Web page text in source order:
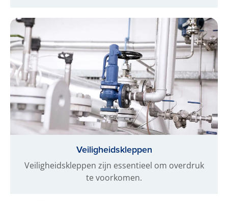
Veiligheidskleppen
Veiligheidskleppen zijn essentieel om overdruk
te voorkomen.